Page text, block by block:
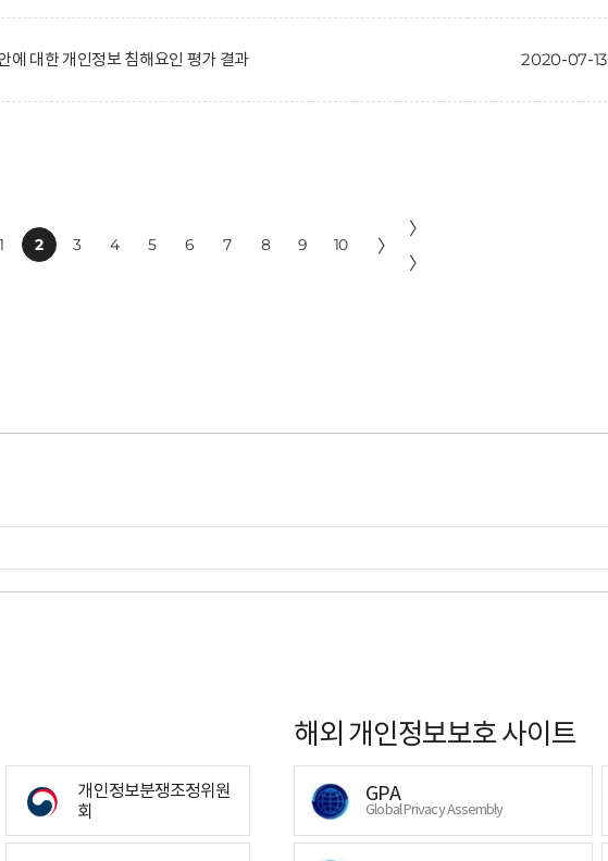
에 대한 개인정보 침해요인 평가 결과 2020-07-13
1 2 3 4 5 6 7 8 9 10 〉
〉
〉
개인정보분쟁조정위원
회
해외 개인정보보호 사이트
GPA
Global Privacy Assembly